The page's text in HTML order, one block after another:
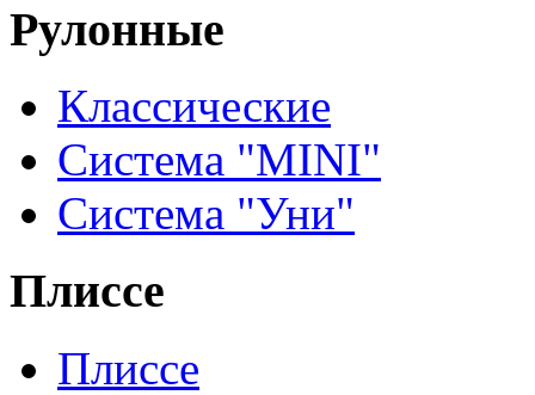
Рулонные
Классические
Система "MINI"
Система "Уни"
Плиссе
Плиссе